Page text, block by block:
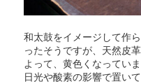
和太鼓をイメージして作
ったそうですが、天然皮
よって、黄色くなってい
日光や酸素の影響で置い